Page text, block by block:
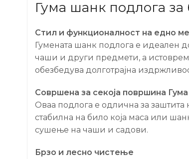
Гума шанк подлога
Стил и функционалност на едно
Гумената шанк подлога е идеален
чаши и други предмети, а
обезбедува долготрајна
Совршена за секоја површина
Оваа подлога е одлична за
стабилна на било која маса или
сушење на чаши и садови.
Брзо и лесно чистење